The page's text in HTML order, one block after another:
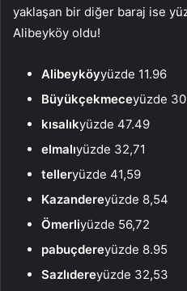
yaklaşan bir diğer baraj ise
Alibeyköy oldu!
Alibeyköyyüzde 11.96
Büyükçekmeceyüzde
kısalıkyüzde 47.49
elmalıyüzde 32,71
telleryüzde 41,59
Kazandereyüzde 8,54
Ömerliyüzde 56,72
pabuçdereyüzde 8.95
Sazlıdereyüzde 32,53